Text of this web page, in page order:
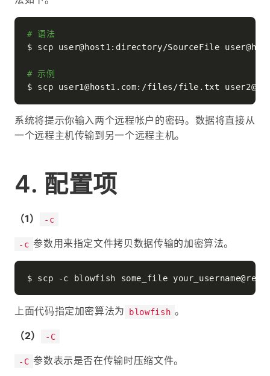
# 语法
$ scp user@host1:directory/SourceFile
# 示例
系统将提示你输入两个远程帐户的密码。数据将直接从
一个远程主机传输到另一个远程主机。
配置项
（1） -c
-c 参数用来指定文件拷贝数据传输的加密算法。
上面代码指定加密算法为 blowfish 。
（2） -C
-C 参数表示是否在传输时压缩文件。